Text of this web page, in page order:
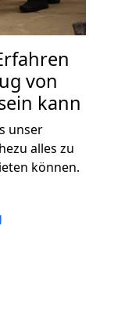
von
kann
unser
alles zu
können.